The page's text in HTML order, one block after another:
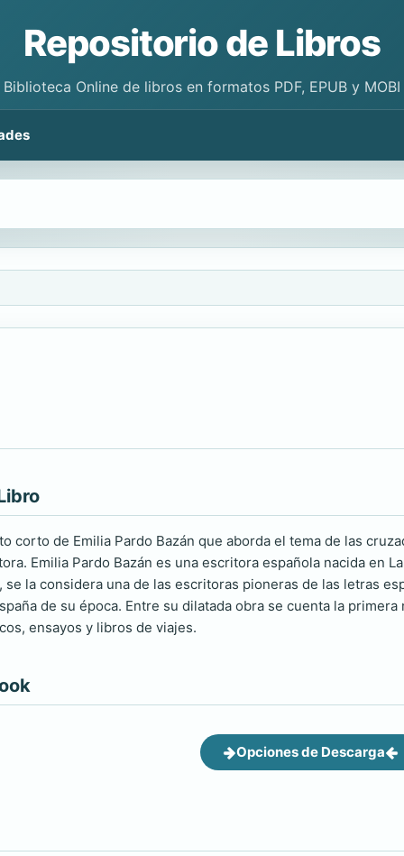
Repositorio de Libros
Biblioteca Online de libros en formatos PDF, EPUB y MOBI
corto de Emilia Pardo Bazán que aborda el tema de las
Emilia Pardo Bazán es una escritora española nacida en
se la considera una de las escritoras pioneras de las letras
de su época. Entre su dilatada obra se cuenta la
ensayos y libros de viajes.
Opciones de Descarga